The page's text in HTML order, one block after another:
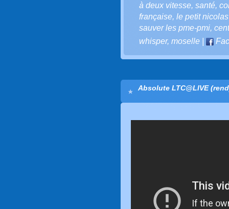
à deux vitesse, santé,
française, le petit
sauver les pme-pmi,
whisper, moselle
Absolute LTC@LIVE